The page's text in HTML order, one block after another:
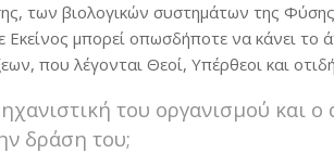
των βιολογικών συστημάτων της
μπορεί οπωσδήποτε να κάνει το
που λέγονται Θεοί, Υπέρθεοι και
του οργανισμού και ο
δράση του;